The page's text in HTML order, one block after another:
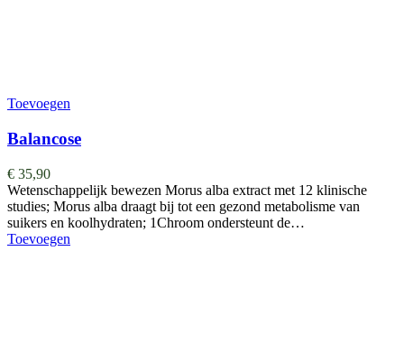
Toevoegen
Balancose
€ 35,90
Wetenschappelijk bewezen Morus alba extract met 12 klinische
studies; Morus alba draagt bij tot een gezond metabolisme van
suikers en koolhydraten; 1Chroom ondersteunt de…
Toevoegen